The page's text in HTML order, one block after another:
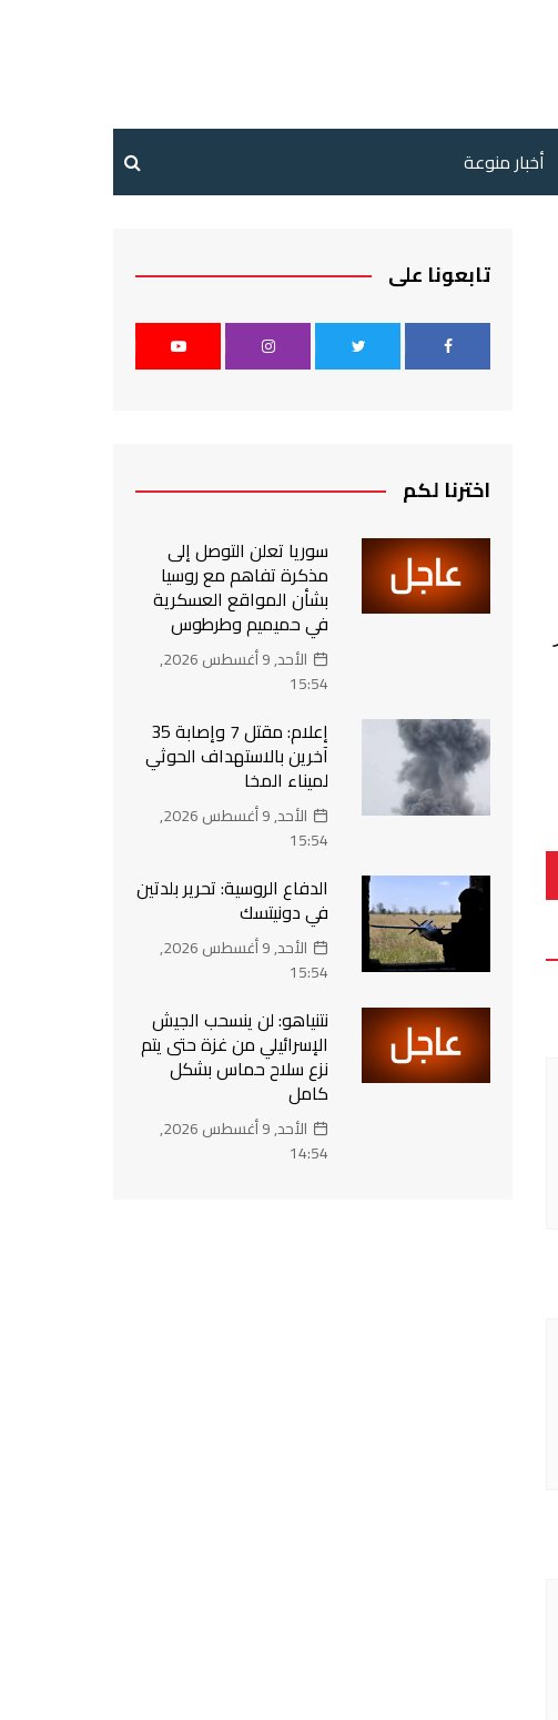
أخبار منوعة
تابعونا على
اخترنا لكم
سوريا تعلن التوصل إلى
مذكرة تفاهم مع روسيا
بشأن المواقع العسكرية
في حميميم وطرطوس
الأحد, 9 أغسطس 2026,
15:54
إعلام: مقتل 7 وإصابة 35
آخرين بالاستهداف الحوثي
لميناء المخا
الأحد, 9 أغسطس 2026,
15:54
الدفاع الروسية: تحرير بلدتين
في دونيتسك
الأحد, 9 أغسطس 2026,
15:54
نتنياهو: لن ينسحب الجيش
الإسرائيلي من غزة حتى يتم
نزع سلاح حماس بشكل
كامل
الأحد, 9 أغسطس 2026,
14:54